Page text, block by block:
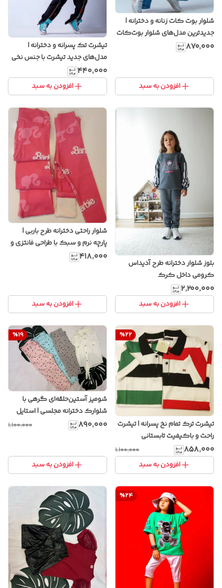
شلوار بوت کات زنانه و دخترانه |
جدیدترین مدل‌های شلوار بوت‌کات
با پارچه کشی و خوش‌فرم
۸۷۰٬۰۰۰
افزودن به سبد
تیشرت تک پسرانه و دخترانه |
مدل‌های جدید تیشرت با جنس نخی
و طرح‌های خاص
۴۴۰٬۰۰۰
افزودن به سبد
بلوز شلوار دخترانه طرح آدیداس
کرومی داخل کرک
۲٬۲۰۰٬۰۰۰
افزودن به سبد
شلوار راحتی دخترانه طرح باربی |
پارچه نرم و سبک با طراحی فانتزی و
شیک
۴۱۸٬۰۰۰
افزودن به سبد
%22
تیشرت ترک تمام نخ پسرانه | تیشرت
راحت و باکیفیت تابستانی
۸۵۸٬۰۰۰ ۱٬۱۰۰٬۰۰۰
افزودن به سبد
%19
شومیز آستین‌حلقه‌ای گرهی با
شلوارک دخترانه مجلسی | استایل
خاص و شیک تابستانی
۸۹۰٬۰۰۰ ۱٬۱۰۰٬۰۰۰
افزودن به سبد
%24